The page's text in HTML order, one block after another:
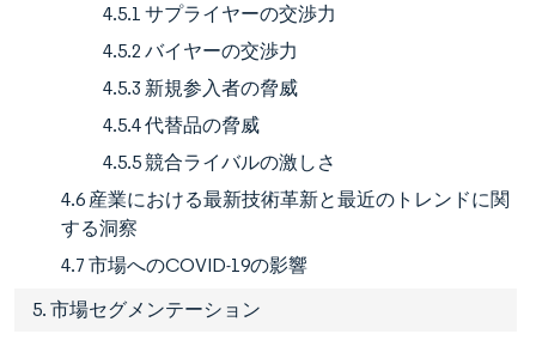
4.5.1 サプライヤーの交渉力
4.5.2 バイヤーの交渉力
4.5.3 新規参入者の脅威
4.5.4 代替品の脅威
4.5.5 競合ライバルの激しさ
4.6 産業における最新技術革新と最近のトレンドに関
する洞察
4.7 市場へのCOVID-19の影響
5. 市場セグメンテーション